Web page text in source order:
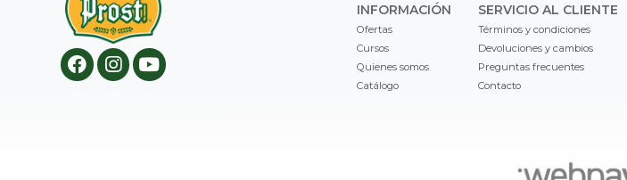
INFORMACIÓN
Ofertas
Cursos
Quienes somos
Catálogo
SERVICIO AL CLIENTE
Términos y condiciones
Devoluciones y cambios
Preguntas frecuentes
Contacto